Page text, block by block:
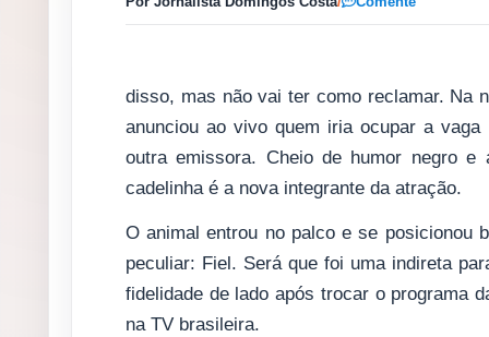
disso, mas não vai ter como reclamar. Na
anunciou ao vivo quem iria ocupar a
outra emissora. Cheio de humor negro e
cadelinha é a nova integrante da atração.
O animal entrou no palco e se posicionou
peculiar: Fiel. Será que foi uma indireta
fidelidade de lado após trocar o programa
na TV brasileira.